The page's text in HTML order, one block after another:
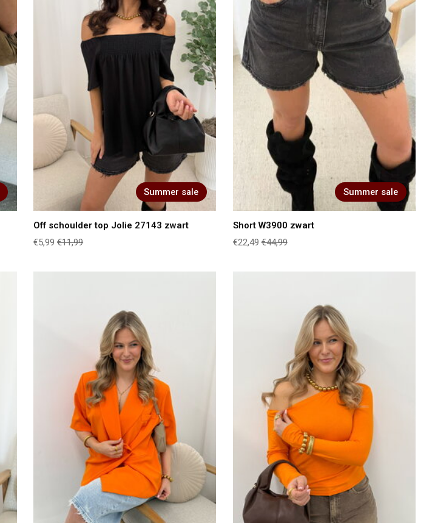
Summer sale
Off schoulder top Jolie 27143 zwart
€5,99 €11,99
Summer sale
Short W3900 zwart
€22,49 €44,99